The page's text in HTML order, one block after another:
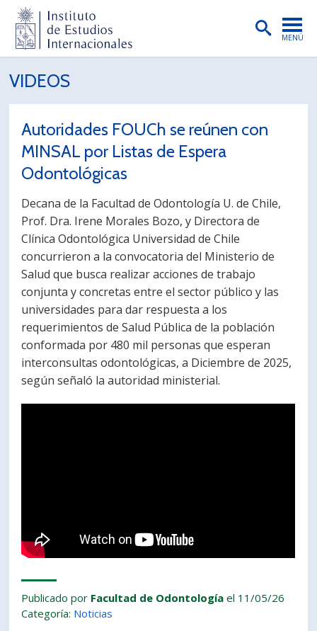
MENÚ
INSTITUTO
PREGRADO
POSTGRADO
EXTENSIÓN
PUBLICACIONES
BIBLIOTECA
ENGLISH
PORTUGUÊS
Postulantes Académicos
VIDEOS
Autoridades FOUCh se reúnen con
MINSAL por Listas de Espera
Odontológicas
Decana de la Facultad de Odontología U. de Chile,
Prof. Dra. Irene Morales Bozo, y Directora de
Clínica Odontológica Universidad de Chile
concurrieron a la convocatoria del Ministerio de
Salud que busca realizar acciones de trabajo
conjunta y concretas entre el sector público y las
universidades para dar respuesta a los
requerimientos de Salud Pública de la población
conformada por 480 mil personas que esperan
interconsultas odontológicas, a Diciembre de 2025,
según señaló la autoridad ministerial.
Publicado por Facultad de Odontología el 11/05/26
Categoría: Noticias